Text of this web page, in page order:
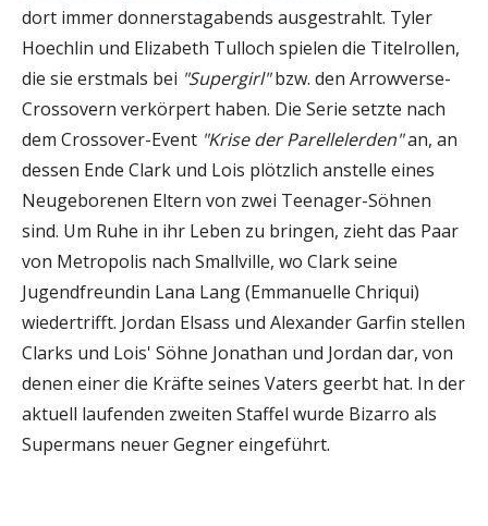
dort immer donnerstagabends ausgestrahlt. Tyler
Hoechlin und Elizabeth Tulloch spielen die Titelrollen,
die sie erstmals bei "Supergirl"bzw. den Arrowverse-
Crossovern verkörpert haben. Die Serie setzte nach
dem Crossover-Event "Krise der Parellelerden"an, an
dessen Ende Clark und Lois plötzlich anstelle eines
Neugeborenen Eltern von zwei Teenager-Söhnen
sind. Um Ruhe in ihr Leben zu bringen, zieht das Paar
von Metropolis nach Smallville, wo Clark seine
Jugendfreundin Lana Lang (Emmanuelle Chriqui)
wiedertrifft. Jordan Elsass und Alexander Garfin stellen
Clarks und Lois' Söhne Jonathan und Jordan dar, von
denen einer die Kräfte seines Vaters geerbt hat. In der
aktuell laufenden zweiten Staffel wurde Bizarro als
Supermans neuer Gegner eingeführt.